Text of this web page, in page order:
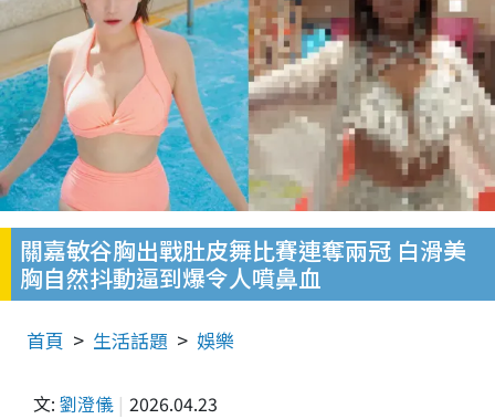
關嘉敏谷胸出戰肚皮舞比賽連奪兩冠 白滑美
胸自然抖動逼到爆令人噴鼻血
首頁 生活話題 娛樂
文: 劉澄儀 2026.04.23